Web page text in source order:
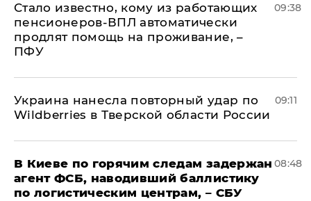
Стало известно, кому из работающих
пенсионеров-ВПЛ автоматически
продлят помощь на проживание, –
ПФУ
09:38
Украина нанесла повторный удар по
Wildberries в Тверской области России
09:11
В Киеве по горячим следам задержан
агент ФСБ, наводивший баллистику
по логистическим центрам, – СБУ
08:48